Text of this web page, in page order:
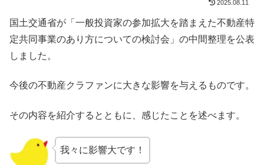
2025.08.11
国土交通省が「一般投資家の参加拡大を踏まえた不動産特
定共同事業のあり方についての検討会」の中間整理を公表
しました。
今後の不動産クラファンに大きな影響を与えるものです。
その内容を紹介するとともに、感じたことを述べます。
我々に影響大です！